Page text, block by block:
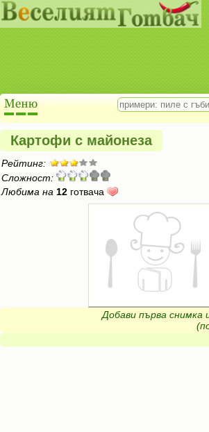
Картофи с майонеза
Рейтинг:
Сложност:
Любима на 12 готвача
Добави първа снимка